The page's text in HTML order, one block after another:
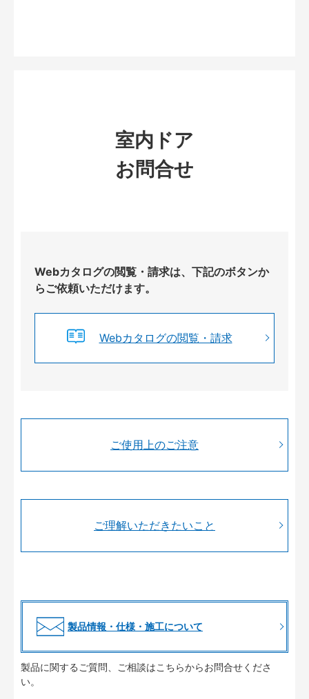
室内ドア
お問合せ
Webカタログの閲覧・請求は、下記のボタンか
らご依頼いただけます。
Webカタログの閲覧・請求
ご使用上のご注意
ご理解いただきたいこと
製品情報・仕様・施工について
製品に関するご質問、ご相談はこちらからお問合せくださ
い。